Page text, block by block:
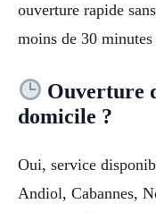
ouverture rapide
moins de 30
Ouverture
domicile ?
Oui, service
Andiol, Cabannes,